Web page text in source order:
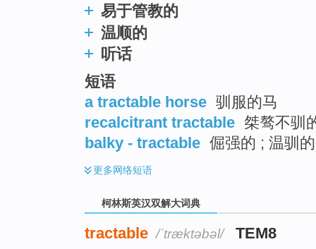
易于管教的
温顺的
听话
短语
a tractable horse 驯服的马
recalcitrant tractable 桀骜不驯
balky - tractable 倔强的 ; 温驯的
更多网络短语
柯林斯英汉双解大词典
tractable /ˈtræktəbəl/ TEM8